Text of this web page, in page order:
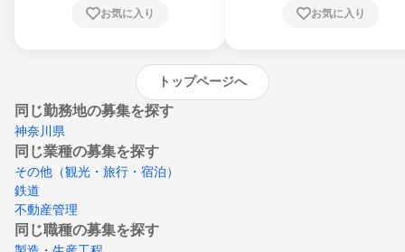
崎県、熊本県、大分県、宮崎県、鹿児島県、
お気に入り お気に入り
トップページへ
同じ勤務地の募集を探す
神奈川県
同じ業種の募集を探す
その他（観光・旅行・宿泊）
鉄道
不動産管理
同じ職種の募集を探す